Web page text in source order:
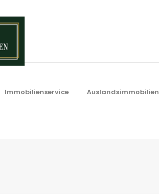
Immobilienservice Auslandsimmobilien